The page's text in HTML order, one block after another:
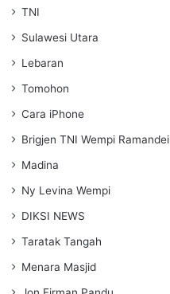
TNI
Sulawesi Utara
Lebaran
Tomohon
Cara iPhone
Brigjen TNI Wempi Ramandei
Madina
Ny Levina Wempi
DIKSI NEWS
Taratak Tangah
Menara Masjid